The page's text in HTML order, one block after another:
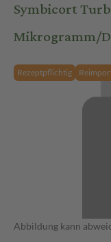
Symbicort
Mikrogramm/
Rezeptpflichtig
Abbildung kann